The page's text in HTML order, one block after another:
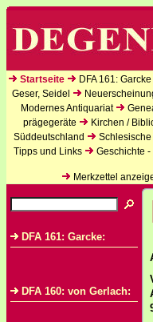
Startseite DFA 161: Garcke
Geser, Seidel
Modernes Antiquariat
prägegeräte
Kirchen /
Süddeutschland
Tipps und Links
Geschichte
Merkzettel
DFA 161: Garcke:
DFA 160: von Gerlach: